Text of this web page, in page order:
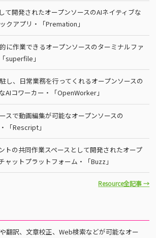
開発されたオープンソースのAIネイティブな
クアプリ・「Premation」
に作業できるオープンソースのターミナルファ
superfile」
し、日常業務を行ってくれるオープンソースの
AIコワーカー・「OpenWorker」
スで動画編集が可能なオープンソースの
「Rescript」
トの共同作業スペースとして開発されたオープ
ャットプラットフォーム・「Buzz」
Resource全記事 →
翻訳、文章校正、Web検索などが可能なオー